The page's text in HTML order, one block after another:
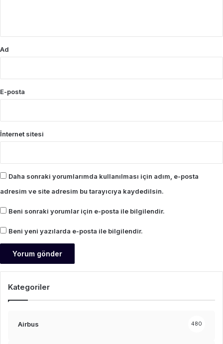
Ad
E-posta
İnternet sitesi
Daha sonraki yorumlarımda kullanılması için adım, e-posta
adresim ve site adresim bu tarayıcıya kaydedilsin.
Beni sonraki yorumlar için e-posta ile bilgilendir.
Beni yeni yazılarda e-posta ile bilgilendir.
Kategoriler
Airbus 480